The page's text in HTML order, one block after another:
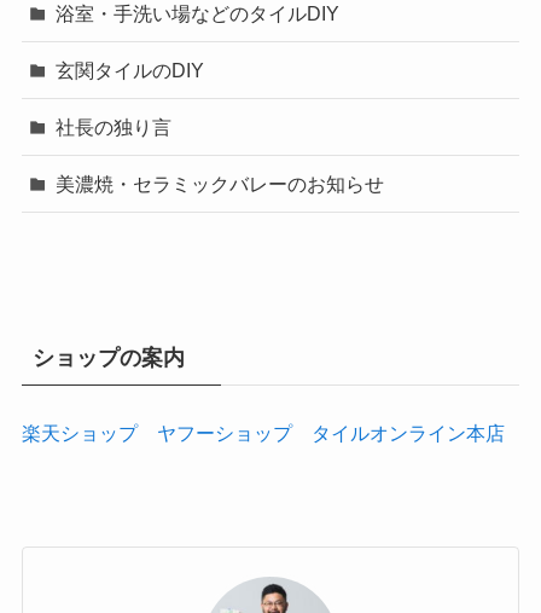
浴室・手洗い場などのタイルDIY
玄関タイルのDIY
社長の独り言
美濃焼・セラミックバレーのお知らせ
ショップの案内
楽天ショップ ヤフーショップ タイルオンライン本店